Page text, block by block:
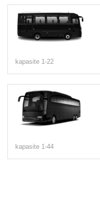
kapasite 1-22
kapasite 1-44